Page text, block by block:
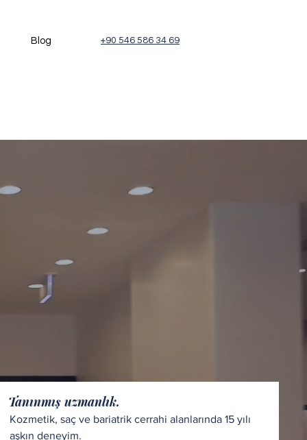
Blog +90 546 586 34 69
Tanınmış uzmanlık.
Kozmetik, saç ve bariatrik cerrahi alanlarında 15 yılı
aşkın deneyim.